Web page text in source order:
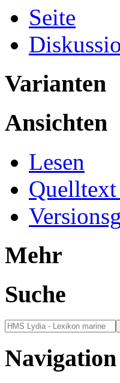
Seite
Varianten
Ansichten
Lesen
Quelltext
Mehr
Suche
Navigation